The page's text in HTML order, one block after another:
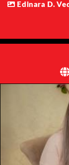
Edinara D.